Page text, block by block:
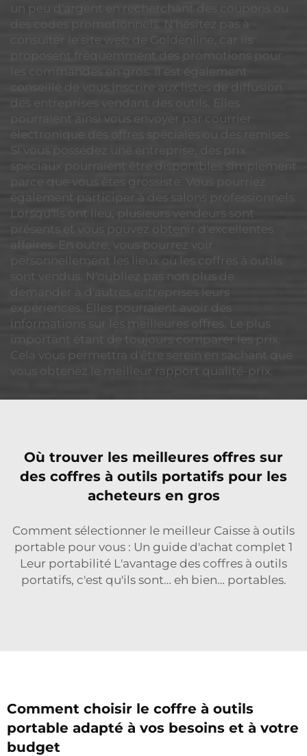
un peu d'argent en recherchant des coupons ou
des codes promotionnels. N'hésitez pas à
consulter le site web de Goldenline, car ils
proposent fréquemment des promotions pour
les commandes en gros. Il est également
conseillé de vous inscrire aux listes de diffusion
des entreprises vendant des outils. Elles
pourraient ainsi vous envoyer par courrier
électronique des offres spéciales ou des remises.
Si vous possédez une entreprise, des prix
spéciaux pourraient être disponibles simplement
parce que vous êtes grossiste. Vous pourriez
également participer à des salons professionnels.
Lorsqu'ils ont lieu, plusieurs vendeurs sont
présents et vous pouvez obtenir d'excellentes
affaires. En outre, vous pourrez voir
personnellement les lieux où les coffres à outils
sont vendus. N'oubliez pas non plus de
demander à d'autres entreprises leurs
expériences. Elles pourraient avoir des
informations sur les meilleures offres. Le plus
important étant de toujours comparer les prix.
Cela vous permettra d'être serein en sachant que
vous obtenez le meilleur rapport qualité-prix.
Où trouver les meilleures offres sur
des coffres à outils portatifs pour les
acheteurs en gros
Comment sélectionner le meilleur Caisse à outils
portable pour vous : Un guide d'achat complet 1
Leur portabilité L'avantage des coffres à outils
portatifs, c'est qu'ils sont… eh bien… portables.
Comment choisir le coffre à outils
portable adapté à vos besoins et à votre
budget